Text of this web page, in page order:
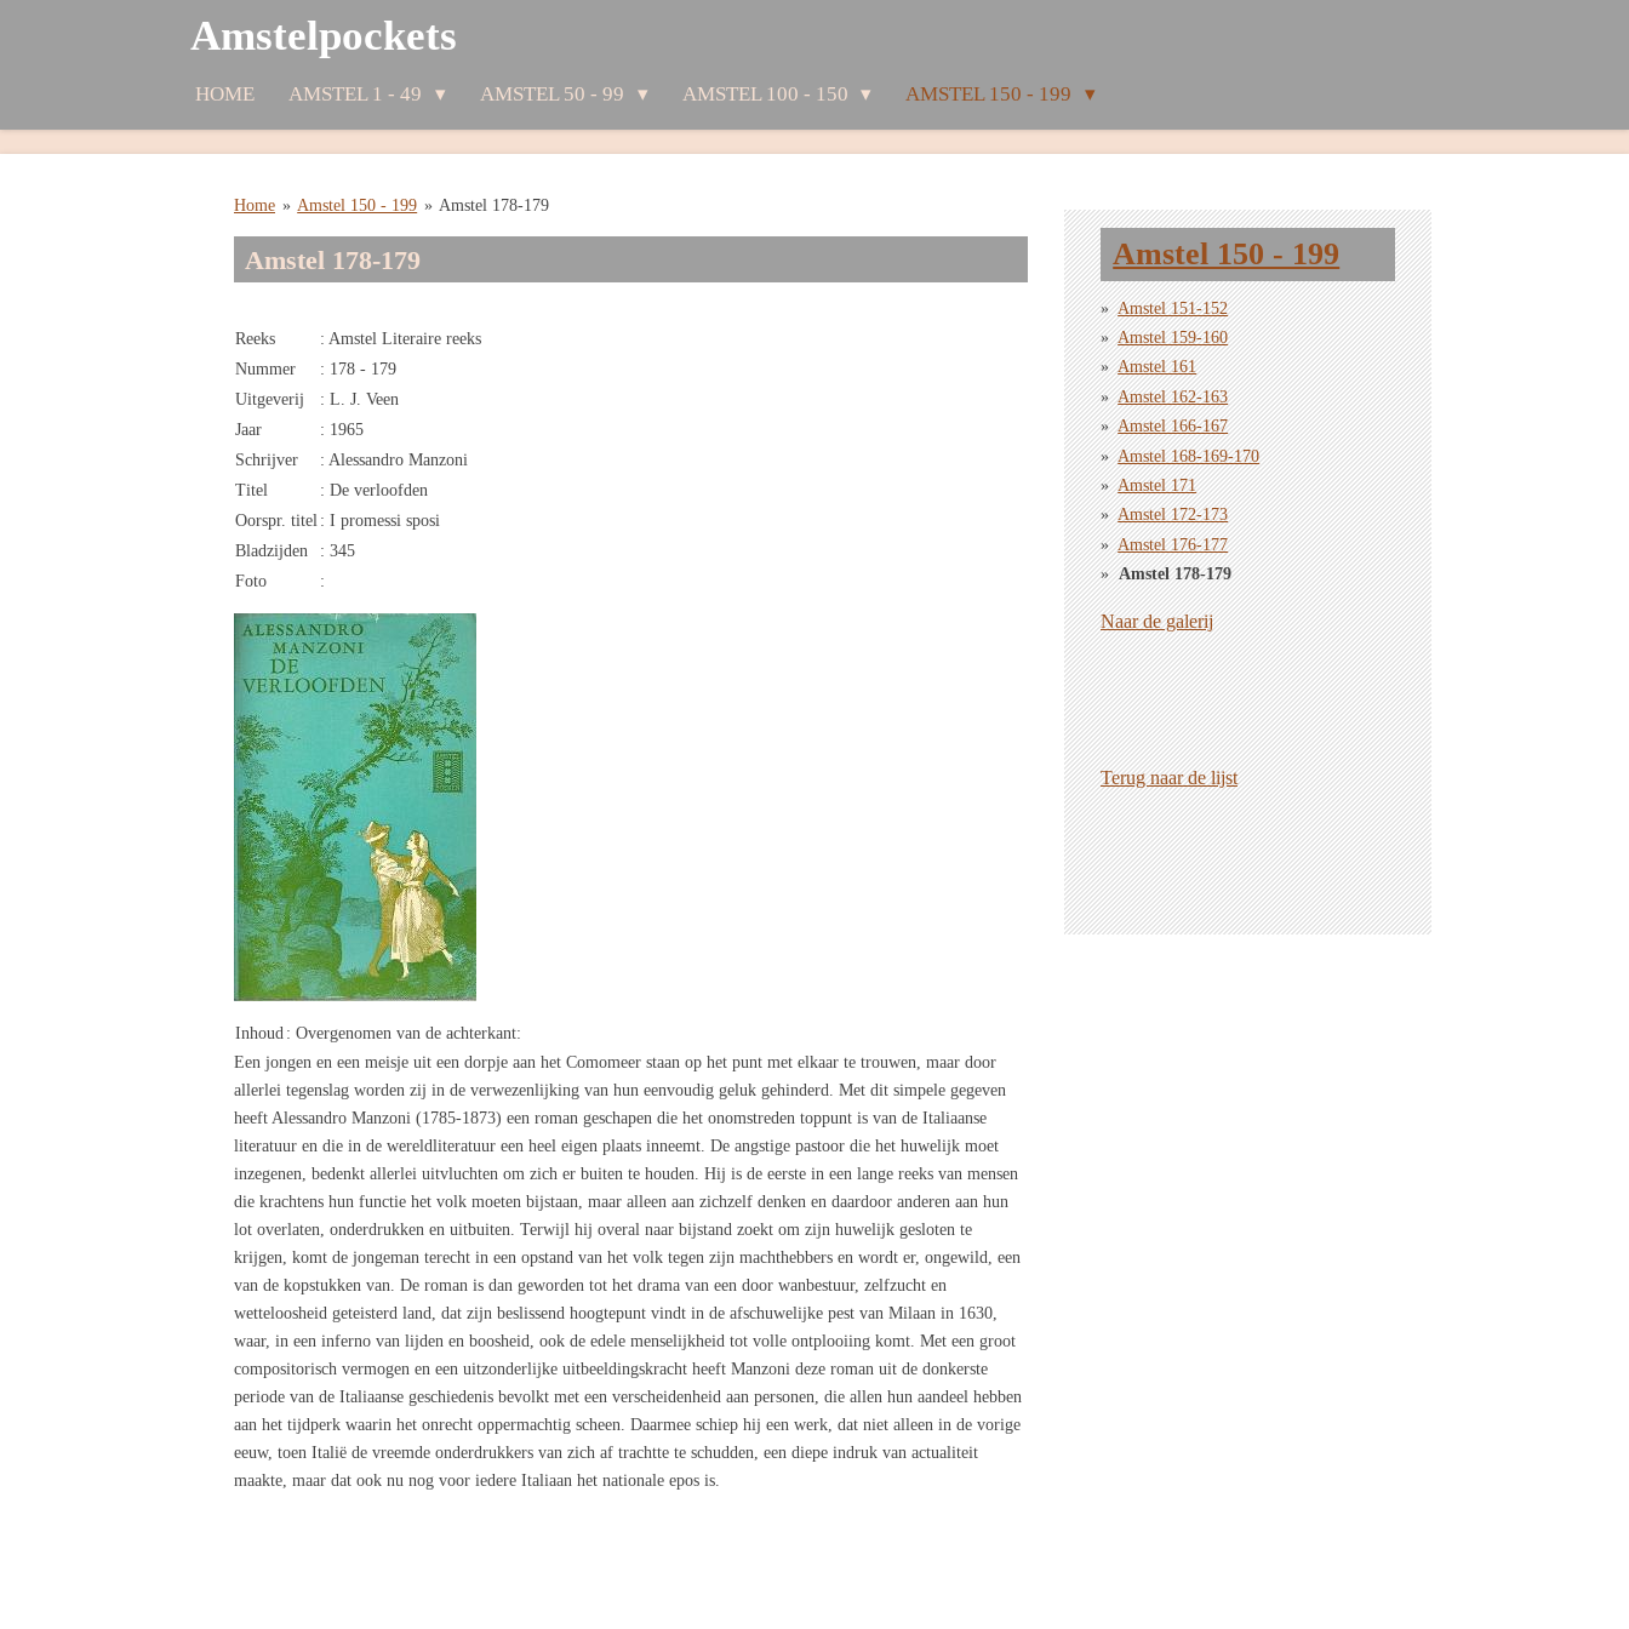
hoofdinhoud
Amstelpockets
HOME AMSTEL 1 - 49 AMSTEL 50 - 99 AMSTEL 100 - 150 AMSTEL 150 - 199
Home » Amstel 150 - 199 » Amstel 178-179
Amstel 178-179
Reeks
: Amstel Literaire reeks
Nummer
: 178 - 179
Uitgeverij
: L. J. Veen
Jaar
: 1965
Schrijver
: Alessandro Manzoni
Titel
: De verloofden
Oorspr. titel : I promessi sposi
Bladzijden
: 345
Foto
:
Inhoud : Overgenomen van de achterkant:
Een jongen en een meisje uit een dorpje aan het Comomeer staan op het punt met elkaar te trouwen, maar door
allerlei tegenslag worden zij in de verwezenlijking van hun eenvoudig geluk gehinderd. Met dit simpele gegeven
heeft Alessandro Manzoni (1785-1873) een roman geschapen die het onomstreden toppunt is van de Italiaanse
literatuur en die in de wereldliteratuur een heel eigen plaats inneemt. De angstige pastoor die het huwelijk moet
inzegenen, bedenkt allerlei uitvluchten om zich er buiten te houden. Hij is de eerste in een lange reeks van mensen
die krachtens hun functie het volk moeten bijstaan, maar alleen aan zichzelf denken en daardoor anderen aan hun
lot overlaten, onderdrukken en uitbuiten. Terwijl hij overal naar bijstand zoekt om zijn huwelijk gesloten te
krijgen, komt de jongeman terecht in een opstand van het volk tegen zijn machthebbers en wordt er, ongewild, een
van de kopstukken van. De roman is dan geworden tot het drama van een door wanbestuur, zelfzucht en
wetteloosheid geteisterd land, dat zijn beslissend hoogtepunt vindt in de afschuwelijke pest van Milaan in 1630,
waar, in een inferno van lijden en boosheid, ook de edele menselijkheid tot volle ontplooiing komt. Met een groot
compositorisch vermogen en een uitzonderlijke uitbeeldingskracht heeft Manzoni deze roman uit de donkerste
periode van de Italiaanse geschiedenis bevolkt met een verscheidenheid aan personen, die allen hun aandeel hebben
aan het tijdperk waarin het onrecht oppermachtig scheen. Daarmee schiep hij een werk, dat niet alleen in de vorige
eeuw, toen Italië de vreemde onderdrukkers van zich af trachtte te schudden, een diepe indruk van actualiteit
maakte, maar dat ook nu nog voor iedere Italiaan het nationale epos is.
Amstel 150 - 199
Amstel 151-152
Amstel 159-160
Amstel 161
Amstel 162-163
Amstel 166-167
Amstel 168-169-170
Amstel 171
Amstel 172-173
Amstel 176-177
Amstel 178-179
Naar de galerij
Terug naar de lijst